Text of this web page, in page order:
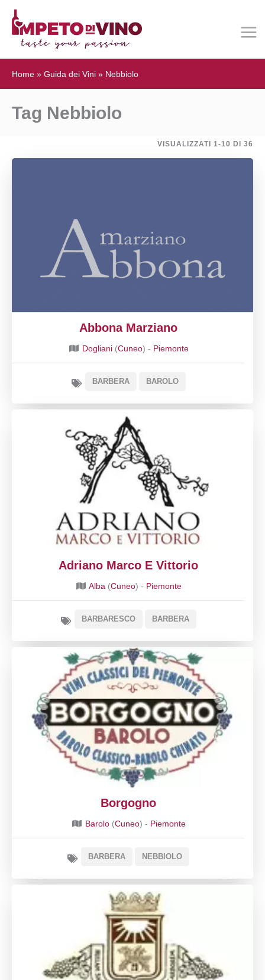
Home » Guida dei Vini » Nebbiolo
Tag Nebbiolo
VISUALIZZATI 1-10 DI 36
Abbona Marziano
Dogliani(Cuneo) - Piemonte
BARBERA BAROLO
Adriano Marco E Vittorio
Alba (Cuneo) - Piemonte
BARBARESCO BARBERA
Borgogno
Barolo(Cuneo) - Piemonte
BARBERA NEBBIOLO